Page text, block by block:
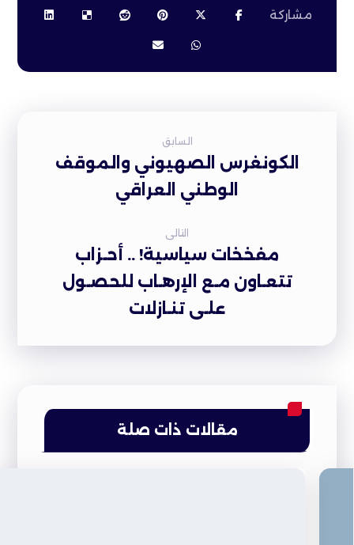
السابق
الكونغرس الصهيوني والموقف
الوطني العراقي
التالى
مفخخات سياسية! .. أحـزاب
تتعـاون مـع الإرهـاب للحصـول
علـى تنـازلات
مقالات ذات صلة